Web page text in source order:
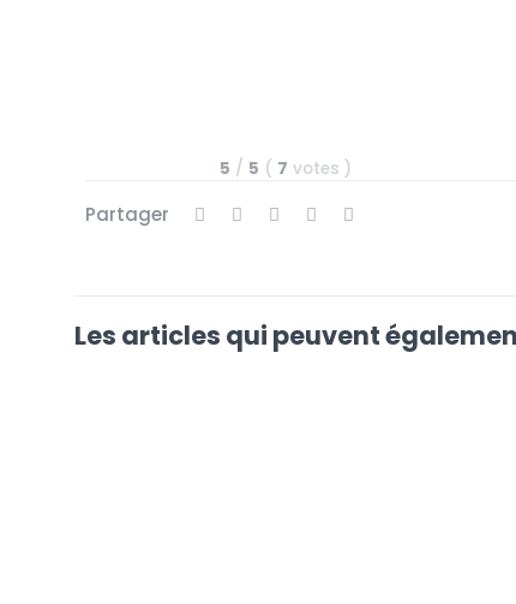
5 / 5 ( 7 votes )
Partager
Les articles qui peuvent